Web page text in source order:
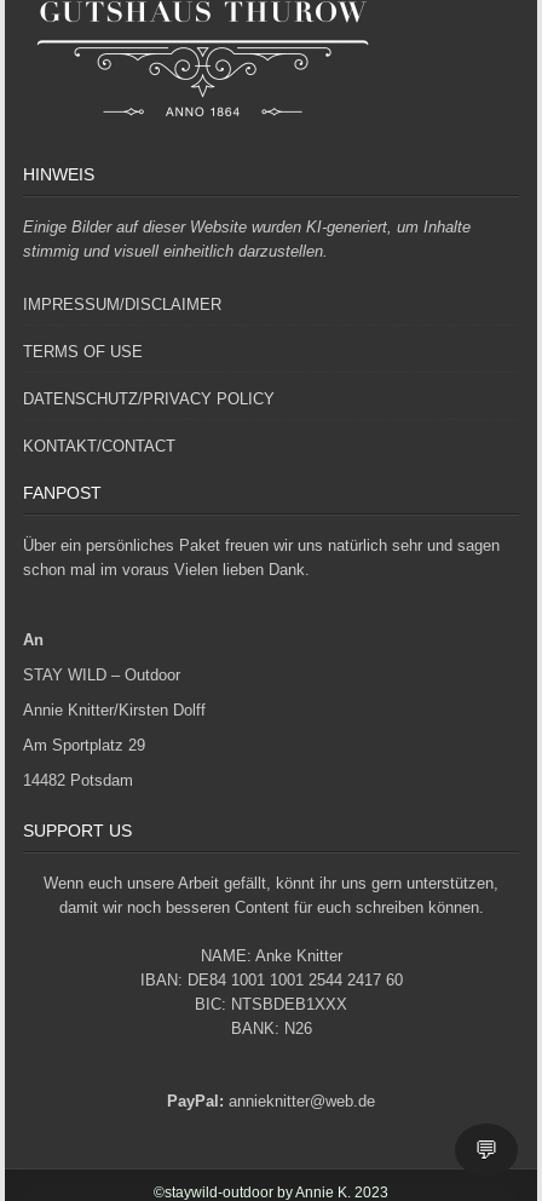
💬
HINWEIS
Einige Bilder auf dieser Website wurden KI-generiert, um Inhalte
stimmig und visuell einheitlich darzustellen.
IMPRESSUM/DISCLAIMER
TERMS OF USE
DATENSCHUTZ/PRIVACY POLICY
KONTAKT/CONTACT
FANPOST
Über ein persönliches Paket freuen wir uns natürlich sehr und sagen
schon mal im voraus Vielen lieben Dank.
An
STAY WILD – Outdoor
Annie Knitter/Kirsten Dolff
Am Sportplatz 29
14482 Potsdam
SUPPORT US
Wenn euch unsere Arbeit gefällt, könnt ihr uns gern unterstützen,
damit wir noch besseren Content für euch schreiben können.
NAME: Anke Knitter
IBAN: DE84 1001 1001 2544 2417 60
BIC: NTSBDEB1XXX
BANK: N26
PayPal: annieknitter@web.de
©staywild-outdoor by Annie K. 2023